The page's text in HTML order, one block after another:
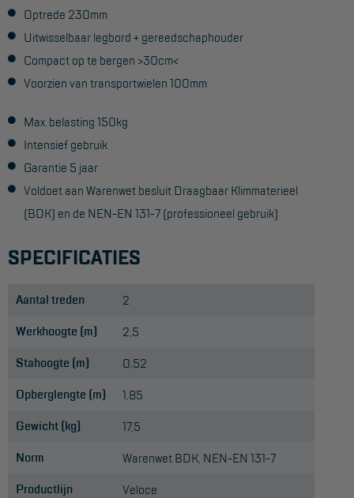
Optrede 230mm
Uitwisselbaar legbord + gereedschaphouder
Compact op te bergen >30cm<
Voorzien van transportwielen 100mm
Max. belasting 150kg
Intensief gebruik
Garantie 5 jaar
Voldoet aan Warenwet besluit Draagbaar Klimmaterieel
(BDK) en de NEN-EN 131-7 (professioneel gebruik)
SPECIFICATIES
Aantal treden 2
Werkhoogte (m) 2,5
Stahoogte (m) 0,52
Opberglengte (m) 1,85
Gewicht (kg) 17,5
Norm Warenwet BDK, NEN-EN 131-7
Productlijn Veloce